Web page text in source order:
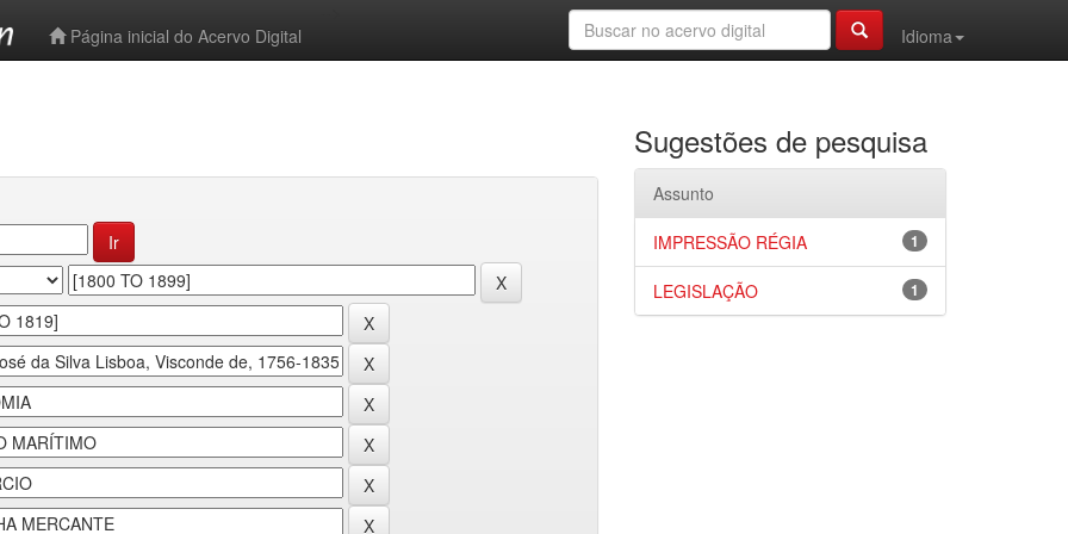
Página inicial do Acervo Digital
Idioma
Sugestões de pesquisa
Assunto
1
IMPRESSÃO RÉGIA
1
LEGISLAÇÃO